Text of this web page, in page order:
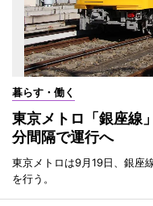
暮らす・働く
東京メトロ「銀座
分間隔で運行へ
東京メトロは9月19日、銀座
を行う。